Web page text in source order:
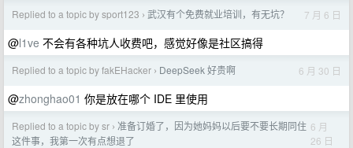
Replied to a topic by sport123 › 武汉有个免费就业培训，有无坑？ 7 月 6 日
@l1ve 不会有各种坑人收费吧，感觉好像是社区搞得
Replied to a topic by fakEHacker › DeepSeek 好贵啊 6 月 30 日
@zhonghao01 你是放在哪个 IDE 里使用
Replied to a topic by sr › 准备订婚了，因为她妈妈以后要不要长期同住
这件事，我第一次有点想退了
6 月
26 日